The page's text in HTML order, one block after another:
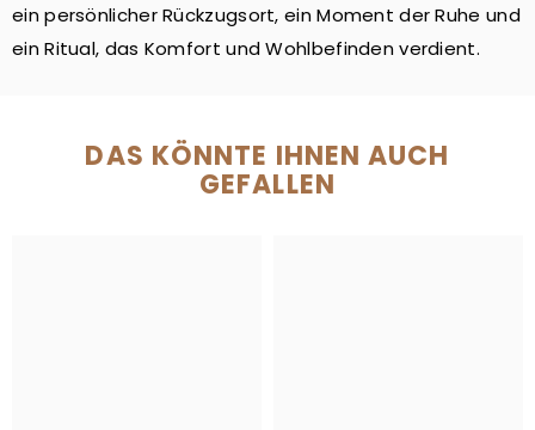
ein persönlicher Rückzugsort, ein Moment der Ruhe und
ein Ritual, das Komfort und Wohlbefinden verdient.
DAS KÖNNTE IHNEN AUCH
GEFALLEN